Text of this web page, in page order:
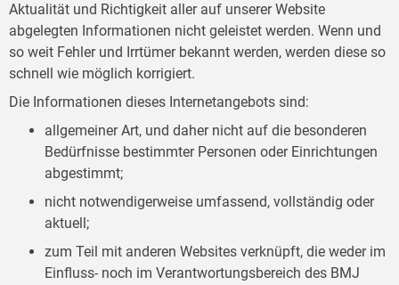
Aktualität und Richtigkeit aller auf unserer Website
abgelegten Informationen nicht geleistet werden. Wenn und
so weit Fehler und Irrtümer bekannt werden, werden diese so
schnell wie möglich korrigiert.
Die Informationen dieses Internetangebots sind:
allgemeiner Art, und daher nicht auf die besonderen
Bedürfnisse bestimmter Personen oder Einrichtungen
abgestimmt;
nicht notwendigerweise umfassend, vollständig oder
aktuell;
zum Teil mit anderen Websites verknüpft, die weder im
Einfluss- noch im Verantwortungsbereich des BMJ